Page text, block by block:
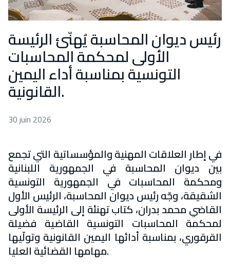
رئيس ديوان المحاسبة يُهنّئ الرئيسة
الأولى لمحكمة المحاسبات
التونسية بمناسبة أداء اليمين
القانونية.
30 juin 2026
في إطار العلاقات المهنية والمؤسساتية التي تجمع
بين ديوان المحاسبة في الجمهورية اللبنانية
ومحكمة المحاسبات في الجمهورية التونسية
الشقيقة، وجّه رئيس ديوان المحاسبة، الرئيس الأول
القاضي محمد بدران، كتاب تهنئة إلى الرئيسة الأولى
لمحكمة المحاسبات التونسية القاضية فضيلة
القرقوري، بمناسبة أدائها اليمين القانونية وتولّيها
مهامها القضائية العليا.